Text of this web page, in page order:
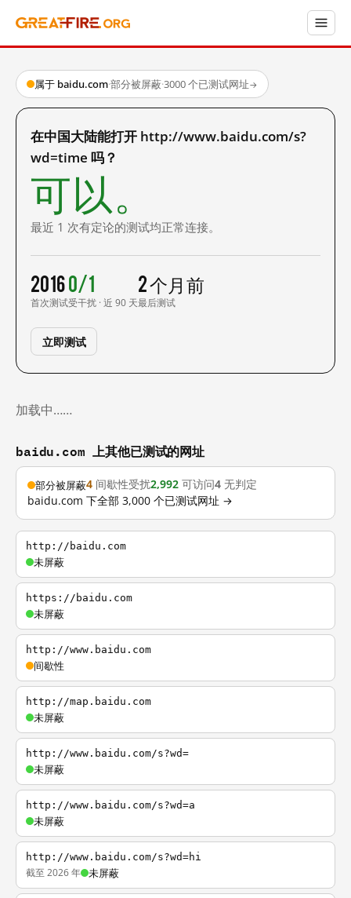
属于 baidu.com·部分被屏蔽·3000 个已测试网址→
在中国大陆能打开 http://www.baidu.com/s?
wd=time 吗？
可以。
最近 1 次有定论的测试均正常连接。
2016
首次测试
0/1
受干扰 · 近 90 天
2 个月前
最后测试
立即测试
加载中……
baidu.com 上其他已测试的网址
部分被屏蔽4 间歇性受扰2,992 可访问4 无判定
baidu.com 下全部 3,000 个已测试网址 →
http://baidu.com
未屏蔽
https://baidu.com
未屏蔽
http://www.baidu.com
间歇性
http://map.baidu.com
未屏蔽
http://www.baidu.com/s?wd=
未屏蔽
http://www.baidu.com/s?wd=a
未屏蔽
http://www.baidu.com/s?wd=hi
截至 2026 年 未屏蔽